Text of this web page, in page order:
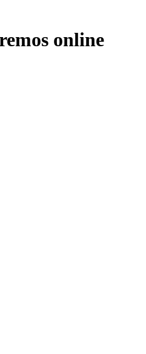
online